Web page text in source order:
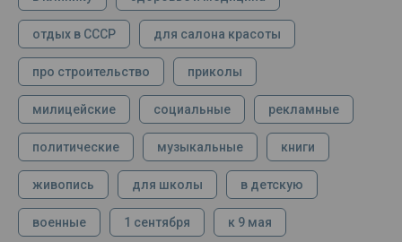
отдых в СССР для салона красоты
про строительство приколы
милицейские социальные рекламные
политические музыкальные книги
живопись для школы в детскую
военные 1 сентября к 9 мая